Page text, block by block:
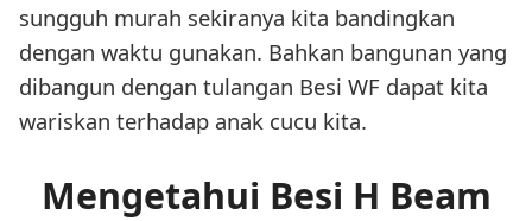
sungguh murah sekiranya kita bandingkan
dengan waktu gunakan. Bahkan bangunan yang
dibangun dengan tulangan Besi WF dapat kita
wariskan terhadap anak cucu kita.
Mengetahui Besi H Beam